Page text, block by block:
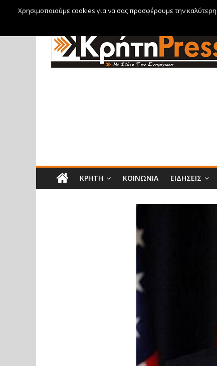
Παρασκευή, 7 Αυγούστου, 2026
ΚΡΉΤΗ ΚΟΙΝΩΝΊΑ ΕΙΔΉΣΕΙΣ
Χρησιμοποιούμε cookies για να σας προσφέρουμε την καλύτερη